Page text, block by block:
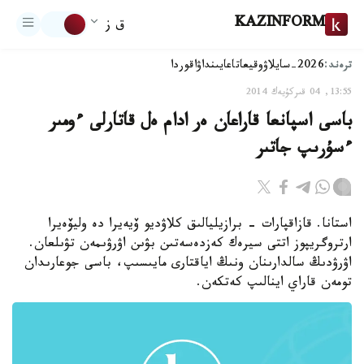
KAZINFORM ق ز
ترەند:2026-سايلاۋ وقيعاتاعايىنداۋاقوردا
13:55, 04 قىركۇيەك 2014
باسى اسپانعا قاراعان ەر ادام ەل قاتارلى ءومىر
ءسۇرىپ جاتىر
استانا. قازاقپارات - برازيليالىق كلاۋديو ۆيەيرا دە وليۆەيرا
ارتروگريپوز اتتى سيرەك كەزدەسەتىن بۋىن اۋرۋىمەن تۋىلعان.
اۋرۋدىڭ سالدارىنان ونىڭ اياقتارى مايىسىپ، باسى جوعارىدان
تومەن قاراي اينالىپ كەتكەن.